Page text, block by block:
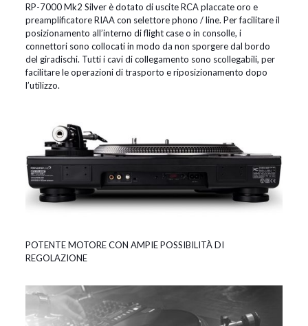
RP-7000 Mk2 Silver è dotato di uscite RCA placcate oro e
preamplificatore RIAA con selettore phono / line. Per facilitare il
posizionamento all’interno di flight case o in consolle, i
connettori sono collocati in modo da non sporgere dal bordo
del giradischi. Tutti i cavi di collegamento sono scollegabili, per
facilitare le operazioni di trasporto e riposizionamento dopo
l’utilizzo.
POTENTE MOTORE CON AMPIE POSSIBILITÀ DI
REGOLAZIONE